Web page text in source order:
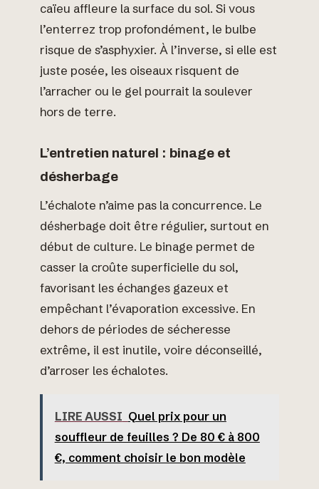
caïeu affleure la surface du sol. Si vous
l’enterrez trop profondément, le bulbe
risque de s’asphyxier. À l’inverse, si elle est
juste posée, les oiseaux risquent de
l’arracher ou le gel pourrait la soulever
hors de terre.
L’entretien naturel : binage et
désherbage
L’échalote n’aime pas la concurrence. Le
désherbage doit être régulier, surtout en
début de culture. Le binage permet de
casser la croûte superficielle du sol,
favorisant les échanges gazeux et
empêchant l’évaporation excessive. En
dehors de périodes de sécheresse
extrême, il est inutile, voire déconseillé,
d’arroser les échalotes.
LIRE AUSSI Quel prix pour un
souffleur de feuilles ? De 80 € à 800
€, comment choisir le bon modèle